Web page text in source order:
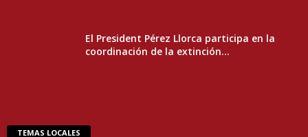
El President Pérez Llorca participa en la
coordinación de la extinción...
TEMAS LOCALES